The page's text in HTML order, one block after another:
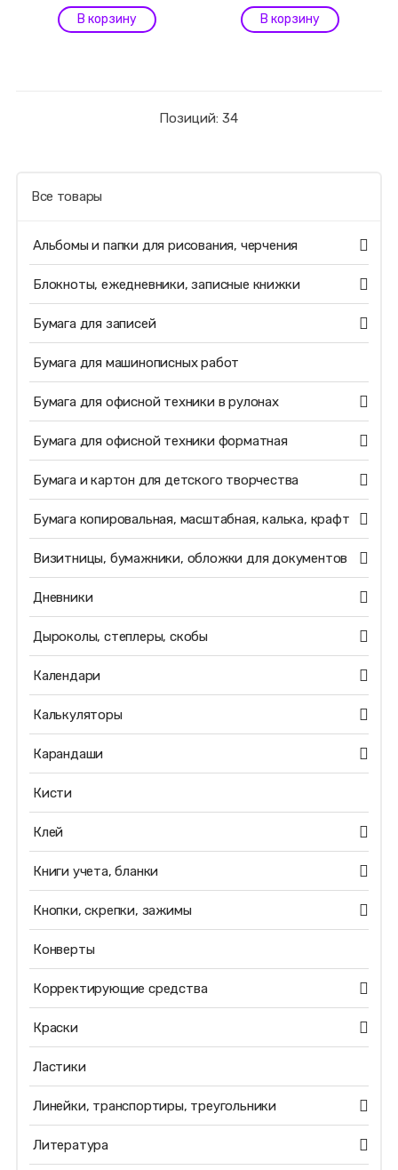
Позиций: 34
Все товары
Альбомы и папки для рисования, черчения
Блокноты, ежедневники, записные книжки
Бумага для записей
Бумага для машинописных работ
Бумага для офисной техники в рулонах
Бумага для офисной техники форматная
Бумага и картон для детского творчества
Бумага копировальная, масштабная, калька, крафт
Визитницы, бумажники, обложки для документов
Дневники
Дыроколы, степлеры, скобы
Календари
Калькуляторы
Карандаши
Кисти
Клей
Книги учета, бланки
Кнопки, скрепки, зажимы
Конверты
Корректирующие средства
Краски
Ластики
Линейки, транспортиры, треугольники
Литература